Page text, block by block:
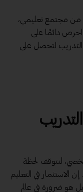
من مجتمع تعليمي،
احرص دائمًا على
لتحصل على
لنتوقف لحظة
الاستثمار في التعليم
هو ضرورة في عالم